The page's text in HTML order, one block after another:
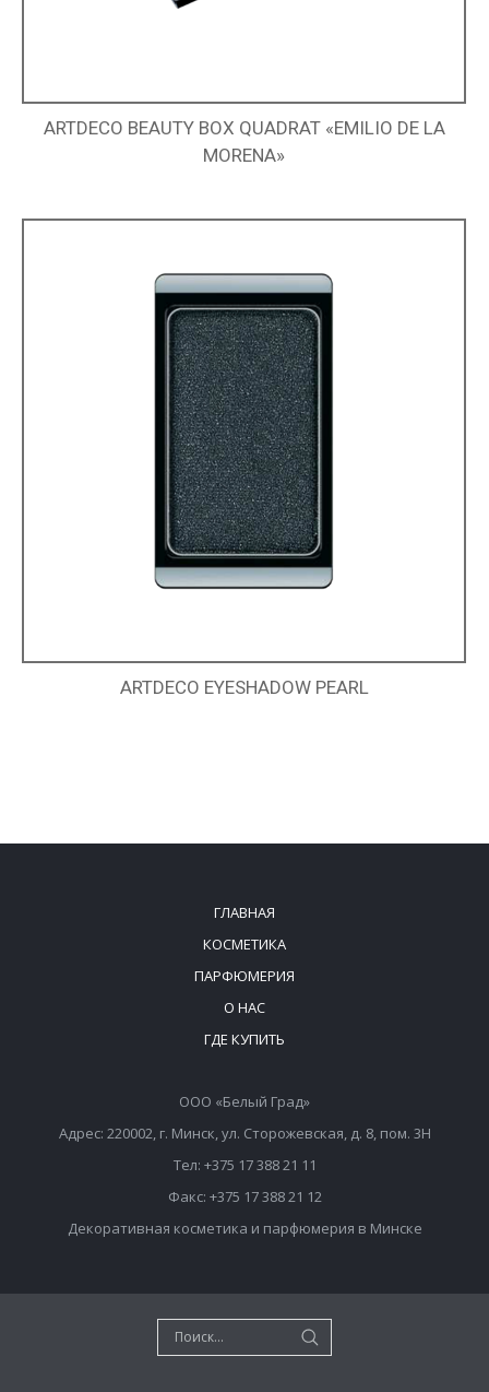
ARTDECO BEAUTY BOX QUADRAT «EMILIO DE LA
MORENA»
ARTDECO EYESHADOW PEARL
ГЛАВНАЯ
КОСМЕТИКА
ПАРФЮМЕРИЯ
О НАС
ГДЕ КУПИТЬ
ООО «Белый Град»
Адрес: 220002, г. Минск, ул. Сторожевская, д. 8, пом. 3Н
Тел: +375 17 388 21 11
Факс: +375 17 388 21 12
Декоративная косметика и парфюмерия в Минске